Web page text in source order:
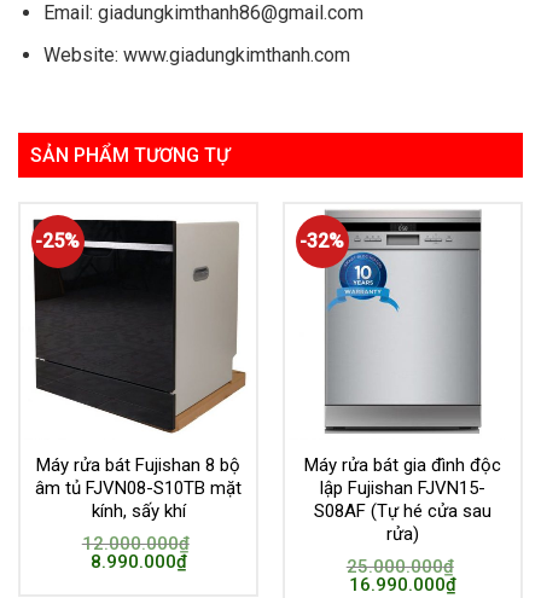
Email: giadungkimthanh86@gmail.com
Website: www.giadungkimthanh.com
SẢN PHẨM TƯƠNG TỰ
-25%
Máy rửa bát Fujishan 8 bộ
âm tủ FJVN08-S10TB mặt
kính, sấy khí
12.000.000₫
8.990.000₫
-32%
Máy rửa bát gia đình độc
lập Fujishan FJVN15-
S08AF (Tự hé cửa sau
rửa)
25.000.000₫
16.990.000₫